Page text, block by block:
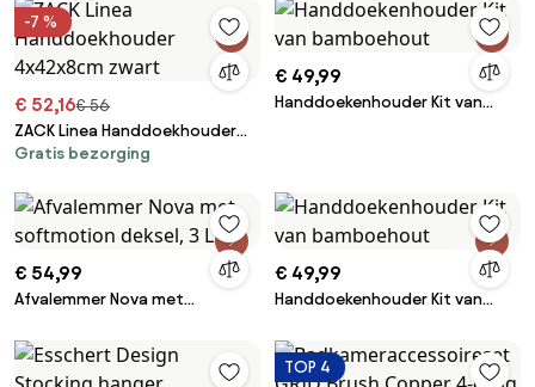
-7 %
€ 52,16€ 56
ZACK Linea Handdoekhouder
4x42x8cm zwart
Gratis bezorging
€ 49,99
Handdoekenhouder Kit van
€ 54,99
Afvalemmer Nova met
€ 49,99
Handdoekenhouder Kit van
TOP 4